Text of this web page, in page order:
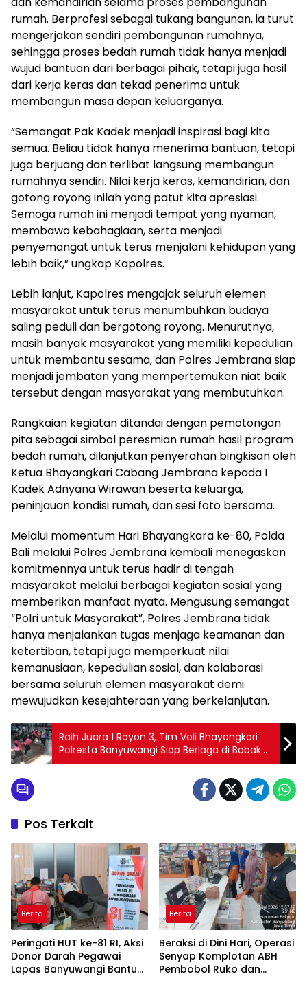
rumah. Berprofesi sebagai tukang bangunan, ia turut
mengerjakan sendiri pembangunan rumahnya,
sehingga proses bedah rumah tidak hanya menjadi
wujud bantuan dari berbagai pihak, tetapi juga hasil
dari kerja keras dan tekad penerima untuk
membangun masa depan keluarganya.
“Semangat Pak Kadek menjadi inspirasi bagi kita
semua. Beliau tidak hanya menerima bantuan, tetapi
juga berjuang dan terlibat langsung membangun
rumahnya sendiri. Nilai kerja keras, kemandirian, dan
gotong royong inilah yang patut kita apresiasi.
Semoga rumah ini menjadi tempat yang nyaman,
membawa kebahagiaan, serta menjadi
penyemangat untuk terus menjalani kehidupan yang
lebih baik,” ungkap Kapolres.
Lebih lanjut, Kapolres mengajak seluruh elemen
masyarakat untuk terus menumbuhkan budaya
saling peduli dan bergotong royong. Menurutnya,
masih banyak masyarakat yang memiliki kepedulian
untuk membantu sesama, dan Polres Jembrana siap
menjadi jembatan yang mempertemukan niat baik
tersebut dengan masyarakat yang membutuhkan.
Rangkaian kegiatan ditandai dengan pemotongan
pita sebagai simbol peresmian rumah hasil program
bedah rumah, dilanjutkan penyerahan bingkisan oleh
Ketua Bhayangkari Cabang Jembrana kepada I
Kadek Adnyana Wirawan beserta keluarga,
peninjauan kondisi rumah, dan sesi foto bersama.
Melalui momentum Hari Bhayangkara ke-80, Polda
Bali melalui Polres Jembrana kembali menegaskan
komitmennya untuk terus hadir di tengah
masyarakat melalui berbagai kegiatan sosial yang
memberikan manfaat nyata. Mengusung semangat
“Polri untuk Masyarakat”, Polres Jembrana tidak
hanya menjalankan tugas menjaga keamanan dan
ketertiban, tetapi juga memperkuat nilai
kemanusiaan, kepedulian sosial, dan kolaborasi
bersama seluruh elemen masyarakat demi
mewujudkan kesejahteraan yang berkelanjutan.
Raih Juara 1 Rayon 3, Tim Voli Bhayangkari
Polresta Banyuwangi Siap Berlaga di Babak
Utama Piala Kapolda Jatim
Pos Terkait
Berita
Peringati HUT ke-81 RI, Aksi
Donor Darah Pegawai
Lapas Banyuwangi Bantu
Berita
Beraksi di Dini Hari, Operasi
Senyap Komplotan ABH
Pembobol Ruko dan